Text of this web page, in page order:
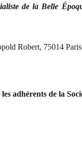
de la Belle
Robert, 75014
adhérents de la